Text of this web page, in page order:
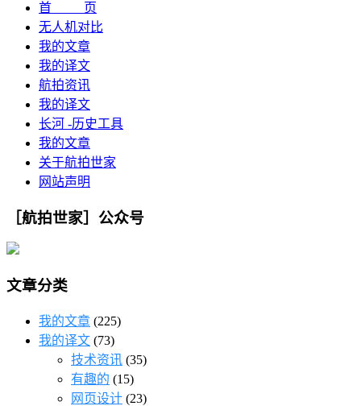
首 页
无人机对比
我的文章
我的译文
航拍资讯
我的译文
长河 -历史工具
我的文章
关于航拍世家
网站声明
［航拍世家］公众号
文章分类
我的文章 (225)
我的译文 (73)
技术资讯 (35)
有趣的 (15)
网页设计 (23)